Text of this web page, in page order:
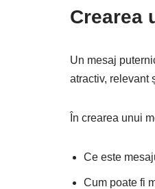
Crearea
Un mesaj
atractiv, relevant
În crearea unui
Ce este
Cum poate fi